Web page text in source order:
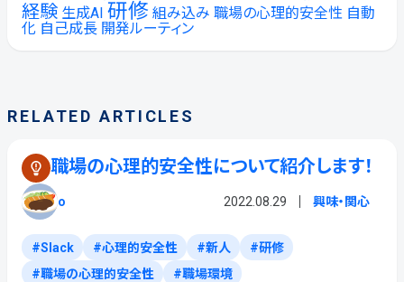
経験 生成AI 研修 組み込み 職場の心理的安全性 自動
化 自己成長 開発ルーティン
RELATED ARTICLES
職場の心理的安全性について紹介します！
o 2022.08.29 興味・関心
Slack 心理的安全性 新人
研修
職場の心理的安全性
職場環境